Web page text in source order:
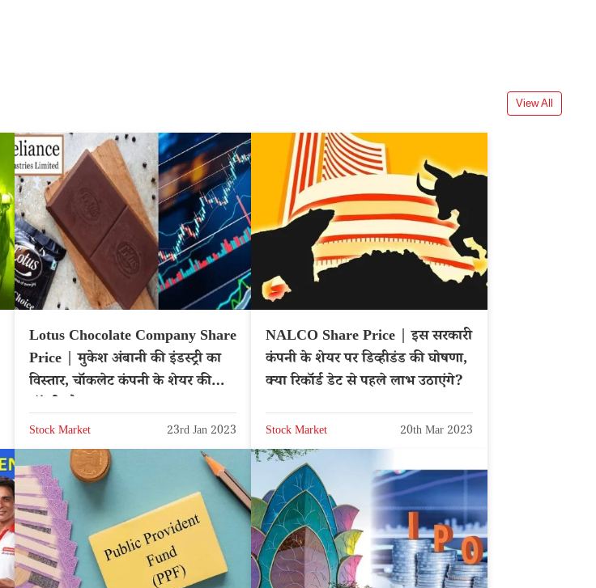
View All
Lotus Chocolate Company Share
Price | मुकेश अंबानी की इंडस्ट्री का
विस्तार, चॉकलेट कंपनी के शेयर की
Stock Market 23rd Jan 2023
NALCO Share Price | इस सरकारी
कंपनी के शेयर पर डिव्हीडंड की घोषणा,
क्या रिकॉर्ड डेट से पहले लाभ उठाएंगे?
Stock Market 20th Mar 2023